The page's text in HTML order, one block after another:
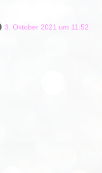
3. Oktober 2021 um 11:52